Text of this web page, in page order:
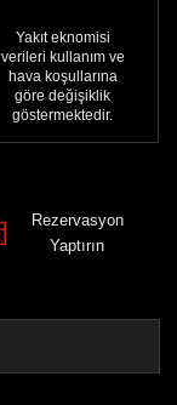
Yakıt eknomisi
verileri kullanım ve
hava koşullarına
göre değişiklik
göstermektedir.
Rezervasyon
Yaptırın